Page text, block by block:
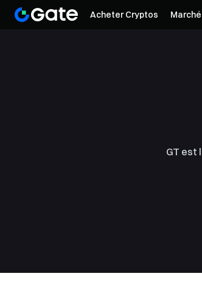
Acheter Cryptos
GT est